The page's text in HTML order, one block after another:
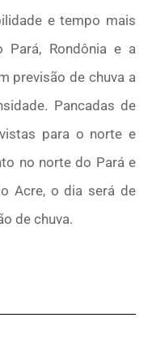
e tempo mais
Rondônia e a
previsão de chuva a
Pancadas de
para o norte e
no norte do Pará e
Acre, o dia será de
de chuva.